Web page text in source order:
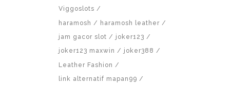
Viggoslots
haramosh
haramosh leather
jam gacor slot
joker123
joker123 maxwin
joker388
Leather Fashion
link alternatif mapan99